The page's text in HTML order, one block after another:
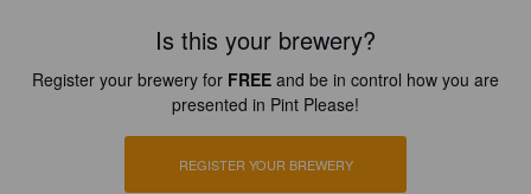
Is this your brewery?
Register your brewery for FREE and be in control how you are
presented in Pint Please!
REGISTER YOUR BREWERY